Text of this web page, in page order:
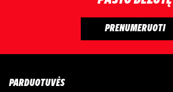
PARDUOTUVĖS